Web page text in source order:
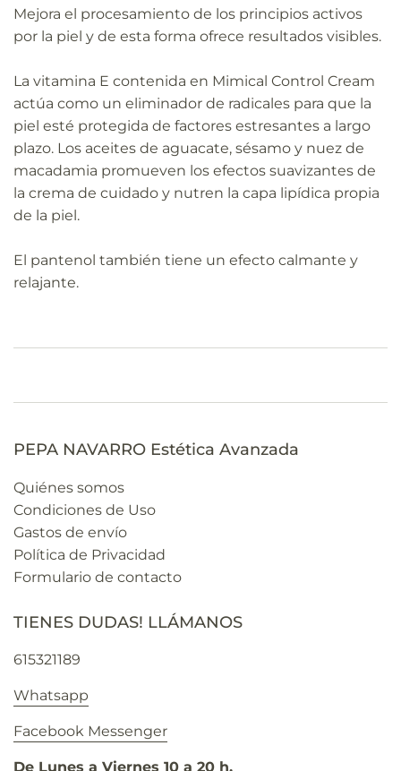
Mejora el procesamiento de los principios activos
por la piel y de esta forma ofrece resultados visibles.
La vitamina E contenida en Mimical Control Cream
actúa como un eliminador de radicales para que la
piel esté protegida de factores estresantes a largo
plazo. Los aceites de aguacate, sésamo y nuez de
macadamia promueven los efectos suavizantes de
la crema de cuidado y nutren la capa lipídica propia
de la piel.
El pantenol también tiene un efecto calmante y
relajante.
PEPA NAVARRO Estética Avanzada
Quiénes somos
Condiciones de Uso
Gastos de envío
Política de Privacidad
Formulario de contacto
TIENES DUDAS! LLÁMANOS
615321189
Whatsapp
Facebook Messenger
De Lunes a Viernes 10 a 20 h.